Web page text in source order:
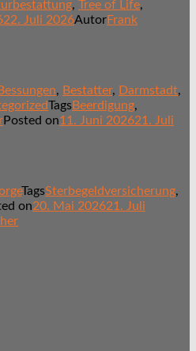
, Tree of Life,
22. Juli 2026AutorFrank
Bessungen, Bestatter, Darmstadt,
TagsBeerdigung,
Posted on11. Juni 202621. Juli
TagsSterbegeldversicherung,
on20. Mai 202621. Juli